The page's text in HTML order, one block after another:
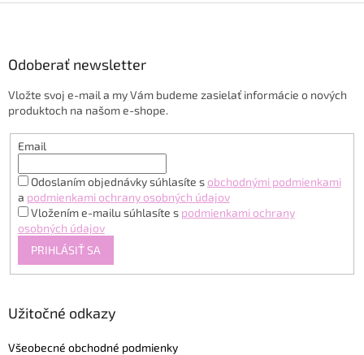
Odoberať newsletter
Vložte svoj e-mail a my Vám budeme zasielať informácie o nových
produktoch na našom e-shope.
Email
Odoslaním objednávky súhlasíte s obchodnými podmienkami
a podmienkami ochrany osobných údajov
Vložením e-mailu súhlasíte s podmienkami ochrany
osobných údajov
PRIHLÁSIŤ SA
Užitočné odkazy
Všeobecné obchodné podmienky